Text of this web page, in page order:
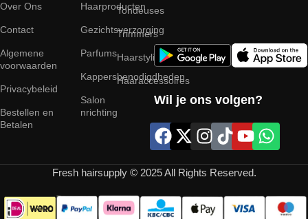
Over Ons
Contact
Algemene
voorwaarden
Privacybeleid
Bestellen en
Betalen
Haarproducten
Gezichtsverzorging
Parfums
Kappersbenodigdheden
Salon
nrichting
Tondeuses
Trimmers
Haarstyling
Haaraccessoires
Wil je ons volgen?
Fresh hairsupply © 2025 All Rights Reserved.